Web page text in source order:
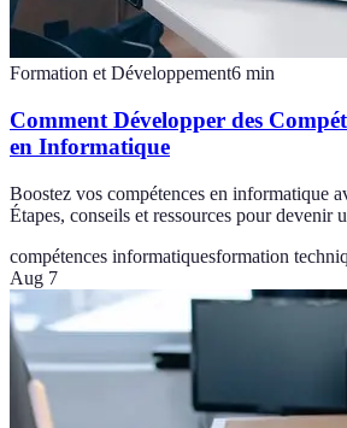
Formation et Développement6 min
Comment Développer des
en Informatique
Boostez vos compétences en informatique
Étapes, conseils et ressources pour devenir
compétences informatiquesformation
Aug 7